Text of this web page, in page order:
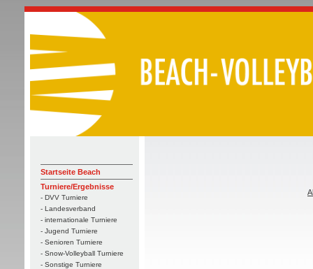
Startseite Beach
Turniere/Ergebnisse
- DVV Turniere
- Landesverband
- internationale Turniere
- Jugend Turniere
- Senioren Turniere
- Snow-Volleyball Turniere
- Sonstige Turniere